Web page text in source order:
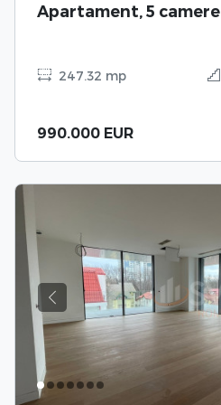
Apartament, 5 camere
247.32 mp
990.000 EUR
Previous